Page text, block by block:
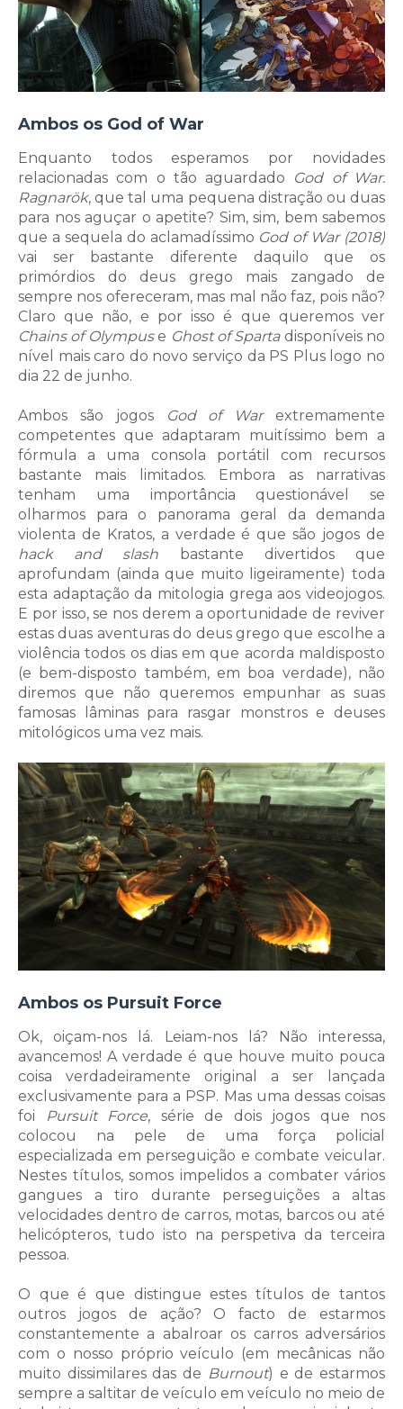
Ambos os God of War
Enquanto todos esperamos por novidades
relacionadas com o tão aguardado God of War:
Ragnarök, que tal uma pequena distração ou duas
para nos aguçar o apetite? Sim, sim, bem sabemos
que a sequela do aclamadíssimo God of War (2018)
vai ser bastante diferente daquilo que os
primórdios do deus grego mais zangado de
sempre nos ofereceram, mas mal não faz, pois não?
Claro que não, e por isso é que queremos ver
Chains of Olympuse Ghost of Spartadisponíveis no
nível mais caro do novo serviço da PS Plus logo no
dia 22 de junho.
Ambos são jogos God of Warextremamente
competentes que adaptaram muitíssimo bem a
fórmula a uma consola portátil com recursos
bastante mais limitados. Embora as narrativas
tenham uma importância questionável se
olharmos para o panorama geral da demanda
violenta de Kratos, a verdade é que são jogos de
hack and slash bastante divertidos que
aprofundam (ainda que muito ligeiramente) toda
esta adaptação da mitologia grega aos videojogos.
E por isso, se nos derem a oportunidade de reviver
estas duas aventuras do deus grego que escolhe a
violência todos os dias em que acorda maldisposto
(e bem-disposto também, em boa verdade), não
diremos que não queremos empunhar as suas
famosas lâminas para rasgar monstros e deuses
mitológicos uma vez mais.
Ambos os Pursuit Force
Ok, oiçam-nos lá. Leiam-nos lá? Não interessa,
avancemos! A verdade é que houve muito pouca
coisa verdadeiramente original a ser lançada
exclusivamente para a PSP. Mas uma dessas coisas
foi
Pursuit Force, série de dois jogos que nos
colocou na pele de uma força policial
especializada em perseguição e combate veicular.
Nestes títulos, somos impelidos a combater vários
gangues a tiro durante perseguições a altas
velocidades dentro de carros, motas, barcos ou até
helicópteros, tudo isto na perspetiva da terceira
pessoa.
O que é que distingue estes títulos de tantos
outros jogos de ação? O facto de estarmos
constantemente a abalroar os carros adversários
com o nosso próprio veículo (em mecânicas não
muito dissimilares das de Burnout) e de estarmos
sempre a saltitar de veículo em veículo no meio de